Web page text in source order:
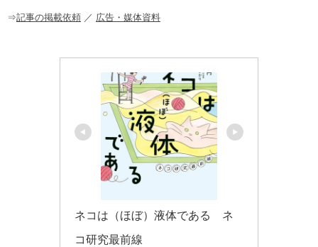
o
⇒記事の掲載依頼 ／ 広告・媒体資料
ネコは（ほぼ）液体である　ネ
コ研究最前線